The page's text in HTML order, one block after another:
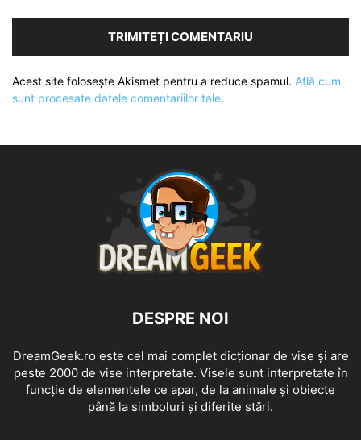
Acest site folosește Akismet pentru a reduce spamul. Află cum
sunt procesate datele comentariilor tale.
DESPRE NOI
DreamGeek.ro este cel mai complet dicționar de vise și are
peste 2000 de vise interpretate. Visele sunt interpretate în
funcție de elementele ce apar, de la animale și obiecte
până la simboluri și diferite stări.